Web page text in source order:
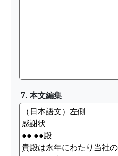
7. 本文編集